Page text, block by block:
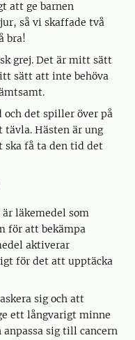
att ge barnen
så vi skaffade två
bra!
grej. Det är mitt sätt
sätt att inte behöva
och det spiller över på
tävla. Hästen är ung
ska få ta den tid det
läkemedel som
för att bekämpa
aktiverar
för det att upptäcka
sig och att
ett långvarigt minne
sig till cancern